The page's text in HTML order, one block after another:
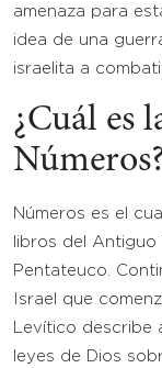
amenaza para
idea de una
israelita a
¿Cuál es
Números es el
libros del Antiguo
Pentateuco.
Israel que
Levítico describe
leyes de Dios